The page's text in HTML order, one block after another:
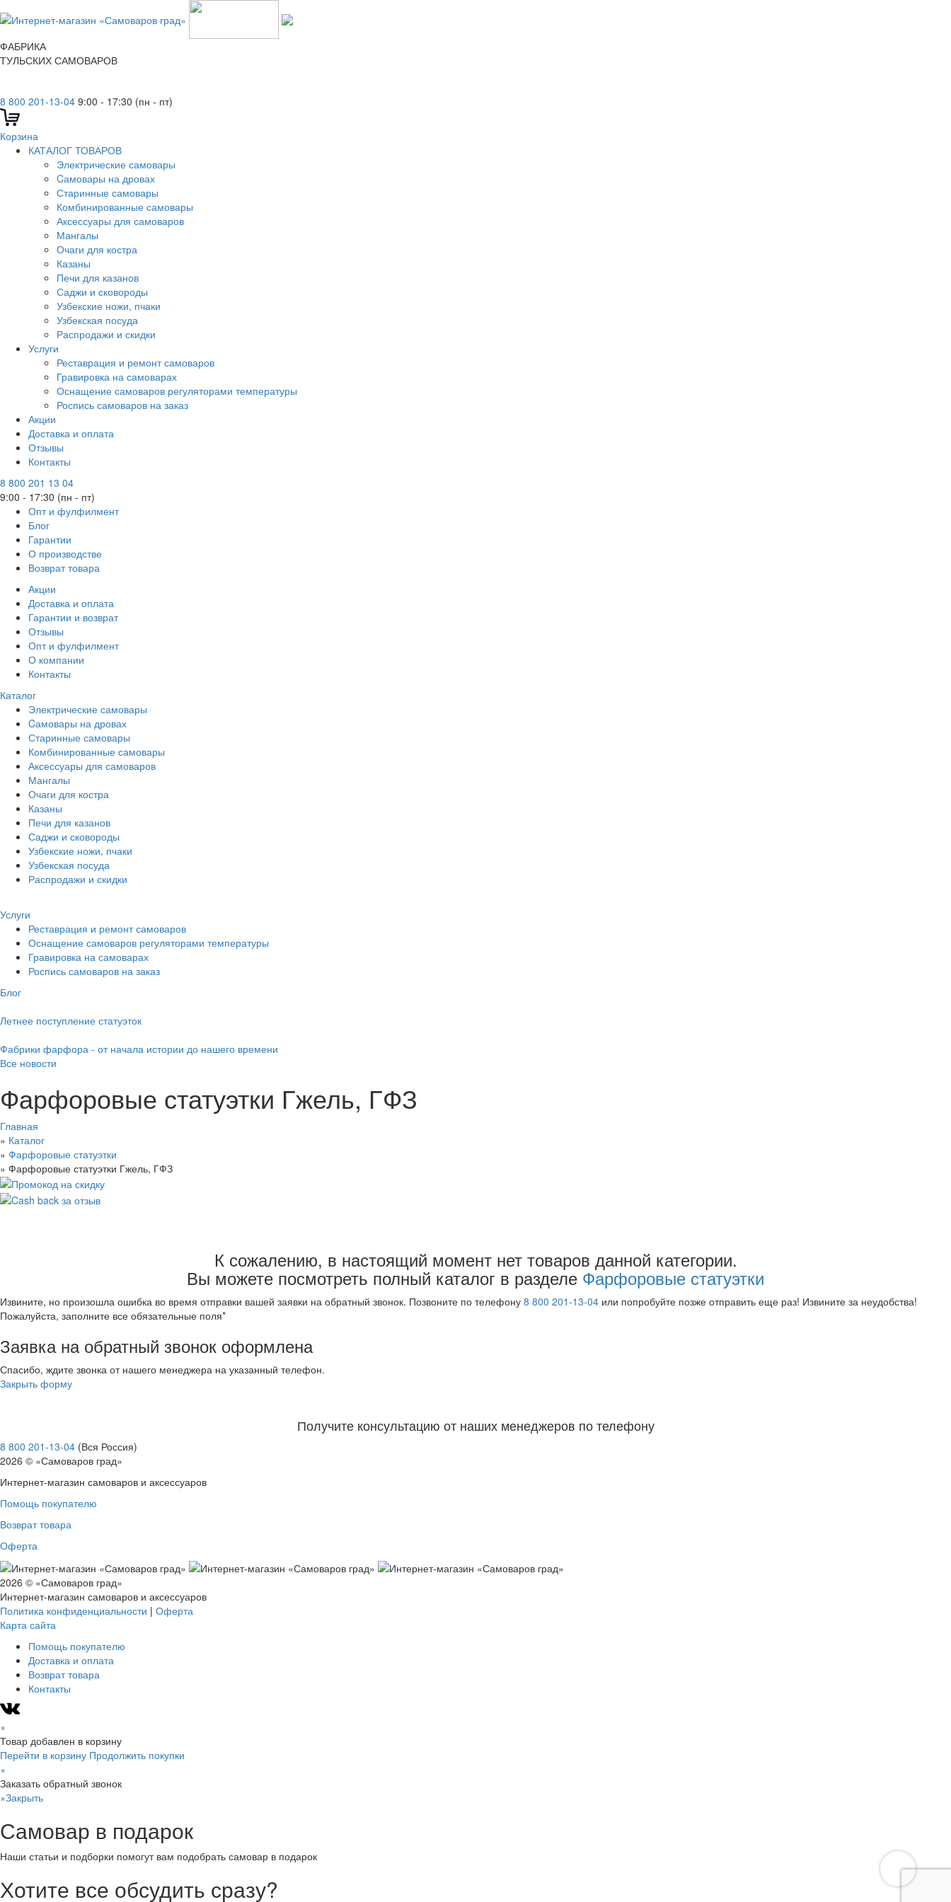
ФАБРИКА
ТУЛЬСКИХ САМОВАРОВ
8 800 201-13-04 9:00 - 17:30 (пн - пт)
Корзина
КАТАЛОГ ТОВАРОВ
Электрические самовары
Cамовары на дровах
Старинные самовары
Комбинированные самовары
Аксессуары для самоваров
Мангалы
Очаги для костра
Казаны
Печи для казанов
Саджи и сковороды
Узбекские ножи, пчаки
Узбекская посуда
Распродажи и скидки
Услуги
Реставрация и ремонт самоваров
Гравировка на самоварах
Оснащение самоваров регуляторами температуры
Роспись самоваров на заказ
Акции
Доставка и оплата
Отзывы
Контакты
8 800 201 13 04
9:00 - 17:30 (пн - пт)
Опт и фулфилмент
Блог
Гарантии
О производстве
Возврат товара
Акции
Доставка и оплата
Гарантии и возврат
Отзывы
Опт и фулфилмент
О компании
Контакты
Каталог
Электрические самовары
Cамовары на дровах
Старинные самовары
Комбинированные самовары
Аксессуары для самоваров
Мангалы
Очаги для костра
Казаны
Печи для казанов
Саджи и сковороды
Узбекские ножи, пчаки
Узбекская посуда
Распродажи и скидки
Услуги
Реставрация и ремонт самоваров
Оснащение самоваров регуляторами температуры
Гравировка на самоварах
Роспись самоваров на заказ
Блог
Летнее поступление статуэток
Фабрики фарфора - от начала истории до нашего времени
Все новости
Фарфоровые статуэтки Гжель, ГФЗ
Главная
» Каталог
» Фарфоровые статуэтки
» Фарфоровые статуэтки Гжель, ГФЗ
ЗИК, Конаково
Германия
Шри-Ланка
ЛЗФИ
ЛФЗ
Свернуть категории
К сожалению, в настоящий момент нет товаров данной категории.
Вы можете посмотреть полный каталог в разделе Фарфоровые статуэтки
Извините, но произошла ошибка во время отправки вашей заявки на обратный звонок. Позвоните по телефону 8 800 201-13-04 или попробуйте позже отправить еще раз! Извините за неудобства!
Пожалуйста, заполните все обязательные поля*
Заявка на обратный звонок оформлена
Спасибо, ждите звонка от нашего менеджера на указанный телефон.
Закрыть форму
Получите консультацию от наших менеджеров по телефону
8 800 201-13-04 (Вся Россия)
2026 © «Самоваров град»
Интернет-магазин самоваров и аксессуаров
Помощь покупателю
Возврат товара
Оферта
2026 © «Самоваров град»
Интернет-магазин самоваров и аксессуаров
Политика конфиденциальности | Оферта
Карта сайта
Помощь покупателю
Доставка и оплата
Возврат товара
Контакты
×
Товар добавлен в корзину
Перейти в корзину Продолжить покупки
×
Заказать обратный звонок
×Закрыть
Самовар в подарок
Наши статьи и подборки помогут вам подобрать самовар в подарок
Хотите все обсудить сразу?